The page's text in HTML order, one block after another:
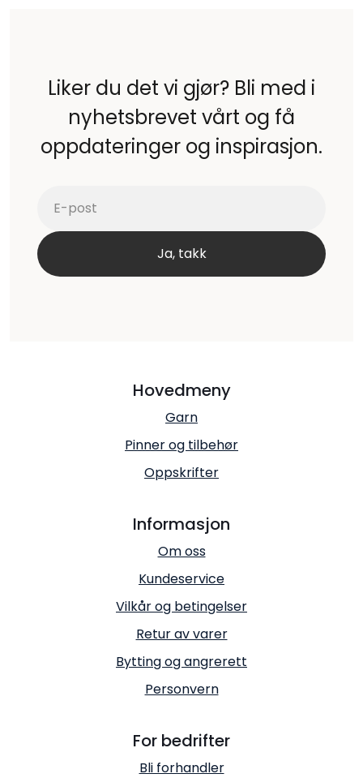
Liker du det vi gjør? Bli med i
nyhetsbrevet vårt og få
oppdateringer og inspirasjon.
Hovedmeny
Garn
Pinner og tilbehør
Oppskrifter
Informasjon
Om oss
Kundeservice
Vilkår og betingelser
Retur av varer
Bytting og angrerett
Personvern
For bedrifter
Bli forhandler